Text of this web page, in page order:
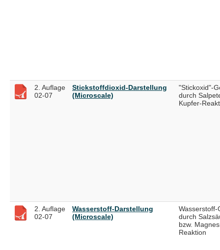
2. Auflage
02-07
Stickstoffdioxid-Darstellung
(Microscale)
"Stickoxid"-
durch
Kupfer-
2. Auflage
02-07
Wasserstoff-Darstellung
(Microscale)
Wasserstoff-
durch
bzw.
Reaktion